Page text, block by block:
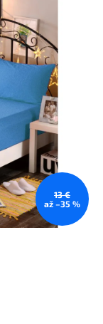
13 €
až –35 %